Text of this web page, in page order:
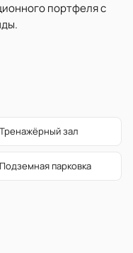
портфеля с
Тренажёрный зал
Подземная парковка